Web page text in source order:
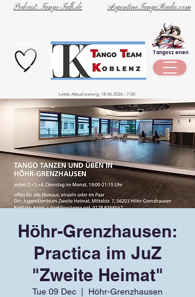
ArgentineTangoRadio.com
Podcast: Tango-Talk.de
Szene
Tangoszenen
Letzte Aktualisierung: 18.06.2026 - 7:00
Höhr-Grenzhausen:
Practica im JuZ
"Zweite Heimat"
Tue 09 Dec Höhr-Grenzhausen